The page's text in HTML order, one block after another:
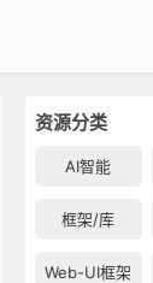
资源分类
AI智能
框架/库
Web-UI框架